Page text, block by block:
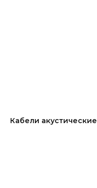
Кабели акустические